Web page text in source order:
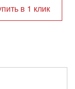
в 1 клик